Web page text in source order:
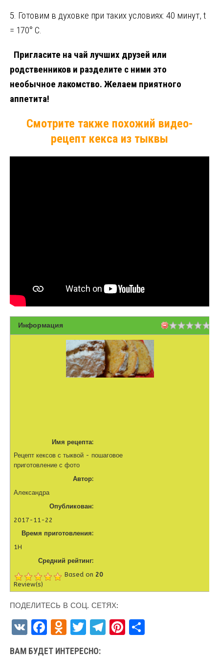
5. Готовим в духовке при таких условиях: 40 минут, t
= 170° C.
Пригласите на чай лучших друзей или
родственников и разделите с ними это
необычное лакомство. Желаем приятного
аппетита!
Смотрите также похожий видео-
рецепт кекса из тыквы
Информация
Имя рецепта:
Рецепт кексов с тыквой - пошаговое
приготовление с фото
Автор:
Александра
Опубликован:
2017-11-22
Время приготовления:
1H
Средний рейтинг:
Based on 20
Review(s)
ПОДЕЛИТЕСЬ В СОЦ. СЕТЯХ:
V
F
O
T
T
Pi
ВАМ БУДЕТ ИНТЕРЕСНО: